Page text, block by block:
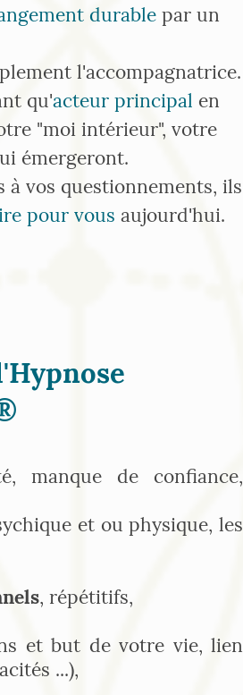
durablepar un
l'accompagnatrice.
qu'acteur principal en
"moi intérieur", votre
émergeront.
à vos questionnements, ils
pour vous aujourd'hui.
manque de confiance,
et ou physique, les
, répétitifs,
et but de votre vie, lien
...),